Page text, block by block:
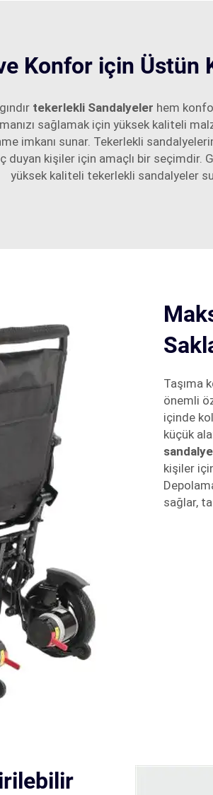
ve Konfor için
tekerlekli Sandalyeler hem
sağlamak için yüksek kaliteli
imkanı sunar. Tekerlekli
kişiler için amaçlı bir seçimdir.
yüksek kaliteli tekerlekli sandalyeler
Taşıma
önemli
içinde
küçük
sandalye
kişiler
sağlar,